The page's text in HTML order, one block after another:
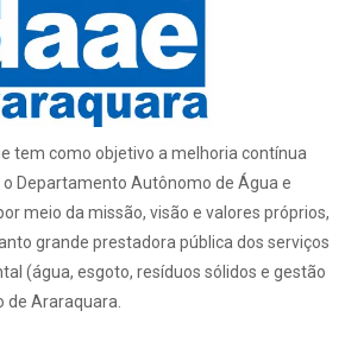
tem como objetivo a melhoria contínua
Departamento Autônomo de Água e
meio da missão, visão e valores próprios,
grande prestadora pública dos serviços
(água, esgoto, resíduos sólidos e gestão
de Araraquara.